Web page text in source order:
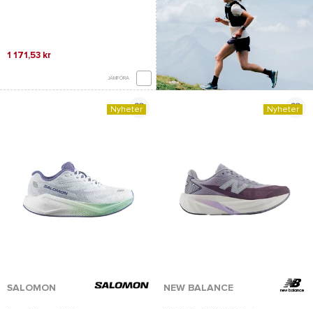
1 171,53 kr
JÄMFÖRA
*Se villkor
Nyheter
SALOMON
Nyheter
NEW BALANCE